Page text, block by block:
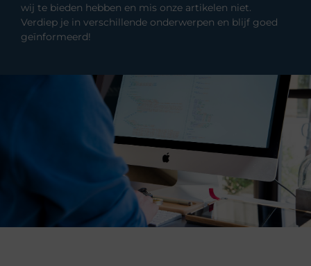
wij te bieden hebben en mis onze artikelen niet.
Verdiep je in verschillende onderwerpen en blijf goed
geïnformeerd!